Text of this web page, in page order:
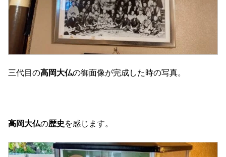
三代目の高岡大仏の御面像が完成した時の写真。
高岡大仏の歴史 を感じます。